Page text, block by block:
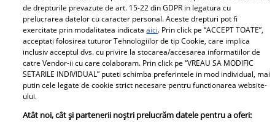
Primești pe e-mail cele mai
importante articole apărute pe
de drepturile prevazute de art. 15-22 din GDPR in legatura cu
prelucrarea datelor cu caracter personal. Aceste drepturi pot fi
exercitate prin modalitatea indicataaici. Prin click pe “ACCEPT TOATE”,
acceptati folosirea tuturor Tehnologiilor de tip Cookie, care implica
inclusiv acceptul dvs. cu privire la stocarea/accesarea informatiilor de
catre Vendor-ii cu care colaboram. Prin click pe “VREAU SA MODIFIC
SETARILE INDIVIDUAL” puteti schimba preferintele in mod individual, mai
putin cele legate de cookie strict necesare pentru functionarea website-
ului.
Atât noi, cât și partenerii noștri prelucrăm datele pentru a oferi: